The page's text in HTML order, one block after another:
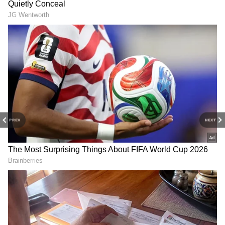
PREV NEXT
Elon Musk: சம்பளம் மட்டும்
இல்லை... ஷேரும்
தர்றாரு! உலகையே
ஆச்சரியப்பட வைத்த
எலான் மஸ்க்! வேலை
இருந்தா
சொல்லுங்கப்பா..!
Interesting Facts:
வாங்குறதே இல்ல.!
அவங்களுக்கு எப்படி
சமையல் எரிவாயு
கிடைக்குது தெரியுமா?
Interesting Facts:
அமெரிக்காவில் கரண்ட்
ஒயர்கள் ஏன் வெளியில்
தெரிவதில்லை?
இந்தியாவில் இது
சாத்தியமா?
Aral Sea: 60
கடல், இன்று
பாலைவனம்..! மனிதன்
செய்த 'அந்த' ஒரு
தவறால் வற்றிப்போன
கடலின் அதிர்ச்சி